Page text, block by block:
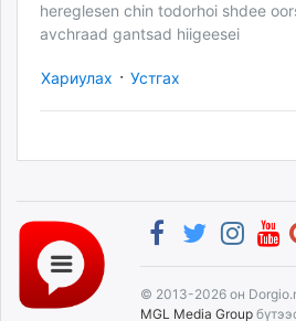
hereglesen chin todorhoi shdee
avchraad gantsad hiigeesei
Хариулах · Устгах
© 2013-2026 он
MGL Media Group